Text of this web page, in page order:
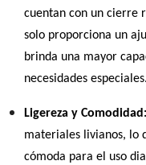
cuentan con un cierre
solo proporciona un
brinda una mayor
necesidades especiales.
Ligereza y Comodidad:
materiales livianos, lo
cómoda para el uso